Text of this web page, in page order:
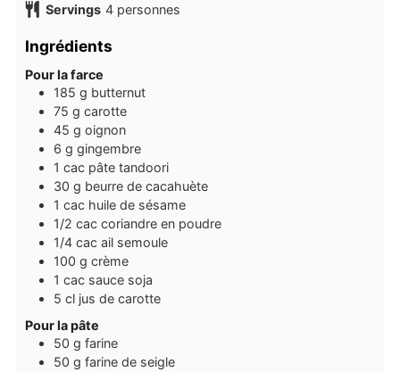
Servings 4 personnes
Ingrédients
Pour la farce
185 g butternut
75 g carotte
45 g oignon
6 g gingembre
1 cac pâte tandoori
30 g beurre de cacahuète
1 cac huile de sésame
1/2 cac coriandre en poudre
1/4 cac ail semoule
100 g crème
1 cac sauce soja
5 cl jus de carotte
Pour la pâte
50 g farine
50 g farine de seigle